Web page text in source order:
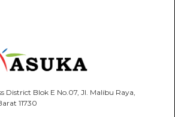
District Blok E No.07, Jl. Malibu Raya,
11730